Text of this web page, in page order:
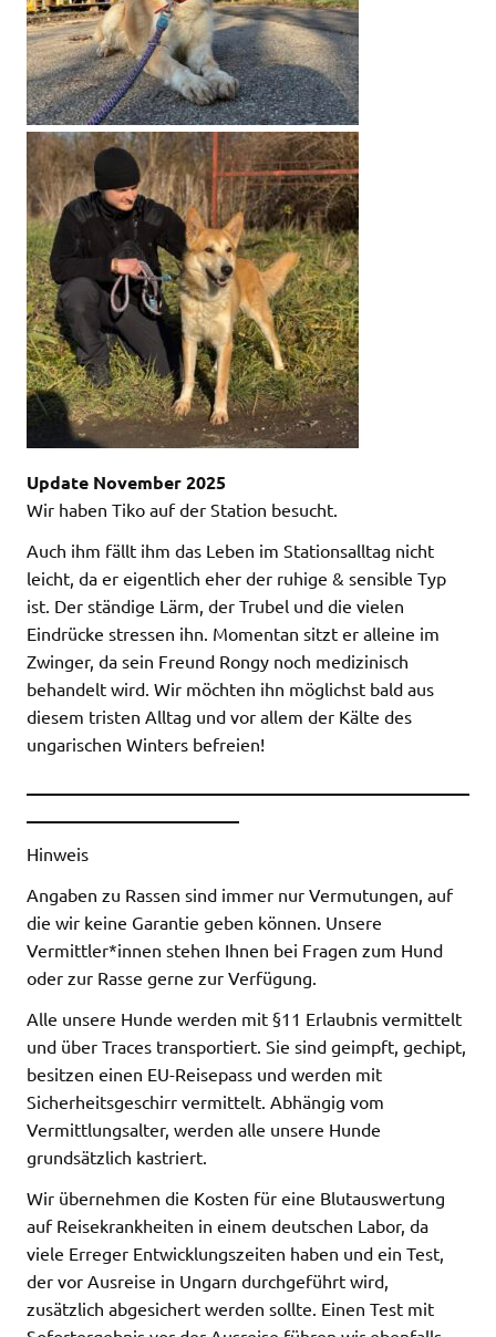
Update November 2025
Wir haben Tiko auf der Station besucht.
Auch ihm fällt ihm das Leben im Stationsalltag nicht
leicht, da er eigentlich eher der ruhige & sensible Typ
ist. Der ständige Lärm, der Trubel und die vielen
Eindrücke stressen ihn. Momentan sitzt er alleine im
Zwinger, da sein Freund Rongy noch medizinisch
behandelt wird. Wir möchten ihn möglichst bald aus
diesem tristen Alltag und vor allem der Kälte des
ungarischen Winters befreien!
Hinweis
Angaben zu Rassen sind immer nur Vermutungen, auf
die wir keine Garantie geben können. Unsere
Vermittler*innen stehen Ihnen bei Fragen zum Hund
oder zur Rasse gerne zur Verfügung.
Alle unsere Hunde werden mit §11 Erlaubnis vermittelt
und über Traces transportiert. Sie sind geimpft, gechipt,
besitzen einen EU-Reisepass und werden mit
Sicherheitsgeschirr vermittelt. Abhängig vom
Vermittlungsalter, werden alle unsere Hunde
grundsätzlich kastriert.
Wir übernehmen die Kosten für eine Blutauswertung
auf Reisekrankheiten in einem deutschen Labor, da
viele Erreger Entwicklungszeiten haben und ein Test,
der vor Ausreise in Ungarn durchgeführt wird,
zusätzlich abgesichert werden sollte. Einen Test mit